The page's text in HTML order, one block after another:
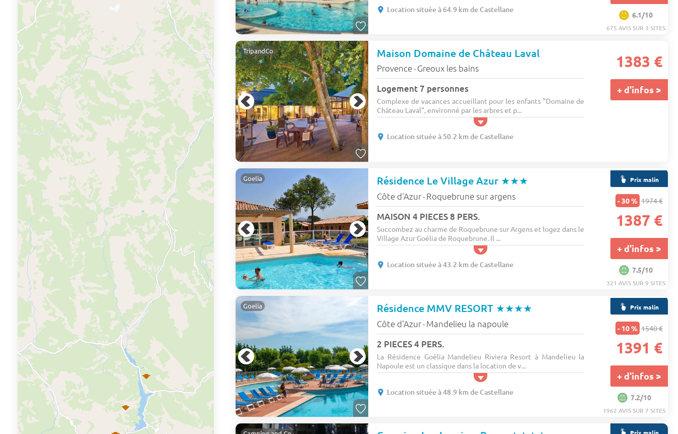
Location située à 64.9 km de Castellane
6.1/10
675 AVIS SUR 3 SITES
TripandCo Maison Domaine de Château Laval
Provence- Greoux les bains
Logement 7 personnes
Complexe de vacances accueillant pour les enfants "Domaine de
Château Laval", environné par les arbres et p...
Location située à 50.2 km de Castellane
1383 €
+ d'infos >
Goelia Résidence Le Village Azur ★★★
Côte d'Azur- Roquebrune sur argens
MAISON 4 PIECES 8 PERS.
Succombez au charme de Roquebrune sur Argens et logez dans le
Village Azur Goélia de Roquebrune. Il ...
Location située à 43.2 km de Castellane
Prix malin
- 30 % 1974 €
1387 €
+ d'infos >
7.5/10
321 AVIS SUR 9 SITES
Goelia Résidence MMV RESORT ★★★★
Côte d'Azur- Mandelieu la napoule
2 PIECES 4 PERS.
La Résidence Goélia Mandelieu Riviera Resort à Mandelieu la
Napoule est un classique dans la location de v...
Location située à 48.9 km de Castellane
Prix malin
- 10 % 1540 €
1391 €
+ d'infos >
7.2/10
1962 AVIS SUR 7 SITES